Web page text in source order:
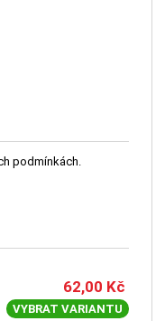
podmínkách.
62,00 Kč
VYBRAT VARIANTU